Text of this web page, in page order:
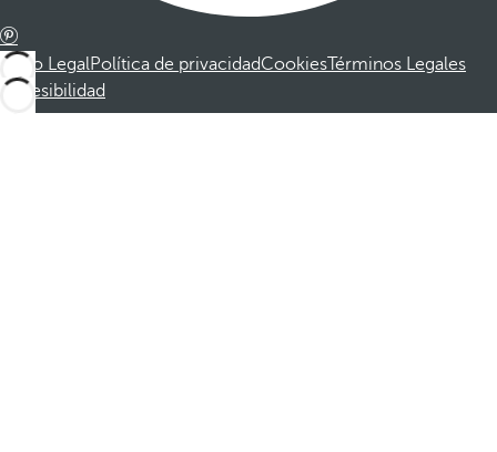
Aviso LegalPolítica de privacidadCookiesTérminos Legales
Accesibilidad